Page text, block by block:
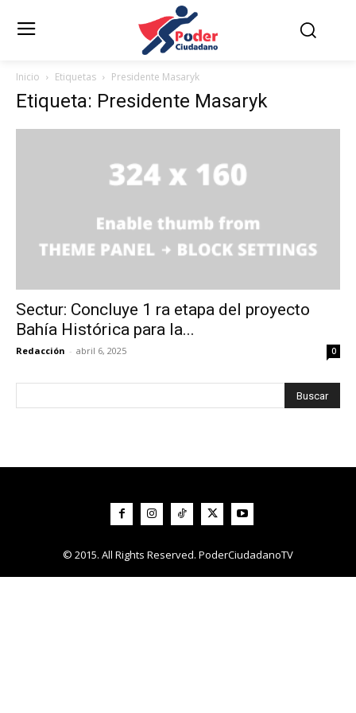
Inicio Etiquetas Presidente Masaryk
Etiqueta: Presidente Masaryk
Sectur: Concluye 1 ra etapa del proyecto
Bahía Histórica para la...
Redacción - abril 6, 2025 0
© 2015. All Rights Reserved. PoderCiudadanoTV